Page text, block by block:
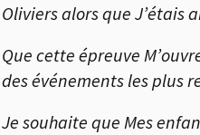
Oliviers alors que J’étais
Que cette épreuve
des événements les plus
Je souhaite que Mes